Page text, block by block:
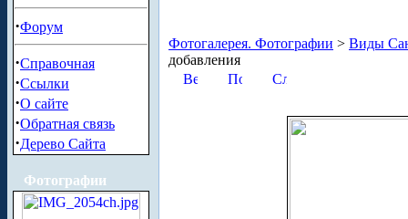
·Форум
·Справочная
·Ссылки
·О сайте
·Обратная связь
·Дерево Сайта
Фотографии
Фотогалерея. Фотографии > Виды
добавления